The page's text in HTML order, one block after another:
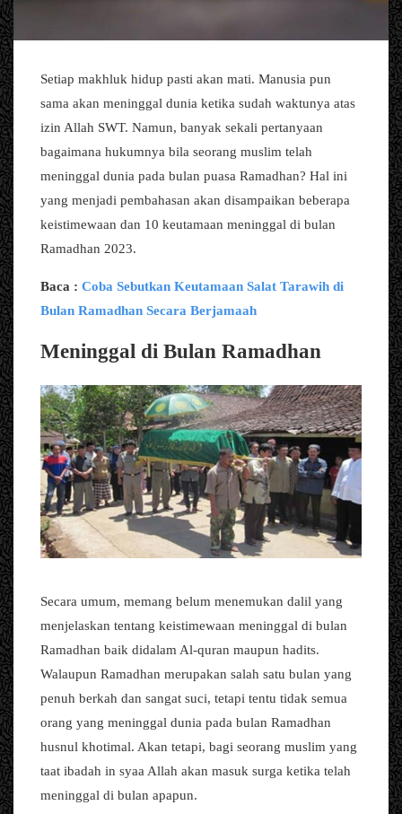
Setiap makhluk hidup pasti akan mati. Manusia pun
sama akan meninggal dunia ketika sudah waktunya atas
izin Allah SWT. Namun, banyak sekali pertanyaan
bagaimana hukumnya bila seorang muslim telah
meninggal dunia pada bulan puasa Ramadhan? Hal ini
yang menjadi pembahasan akan disampaikan beberapa
keistimewaan dan 10 keutamaan meninggal di bulan
Ramadhan 2023.
Baca : Coba Sebutkan Keutamaan Salat Tarawih di
Bulan Ramadhan Secara Berjamaah
Meninggal di Bulan Ramadhan
Secara umum, memang belum menemukan dalil yang
menjelaskan tentang keistimewaan meninggal di bulan
Ramadhan baik didalam Al-quran maupun hadits.
Walaupun Ramadhan merupakan salah satu bulan yang
penuh berkah dan sangat suci, tetapi tentu tidak semua
orang yang meninggal dunia pada bulan Ramadhan
husnul khotimal. Akan tetapi, bagi seorang muslim yang
taat ibadah in syaa Allah akan masuk surga ketika telah
meninggal di bulan apapun.